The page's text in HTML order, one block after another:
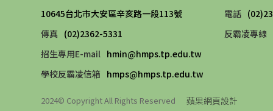
10645台北市大安區辛亥路一段113號 電話
傳真 (02)2362-5331 反霸凌專線
招生專用E-mail hmin@hmps.tp.edu.tw
學校反霸凌信箱 hmps@hmps.tp.edu.tw
2024© Copyright All Rights Reserved 蘋果網頁設計